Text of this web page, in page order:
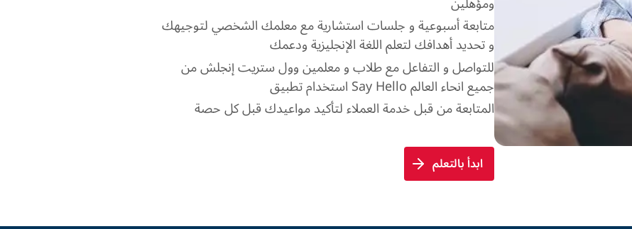
متابعة أسبوعية و جلسات استشارية مع معلمك الشخصي لتوجيهك
و تحديد أهدافك لتعلم اللغة الإنجليزية ودعمك
للتواصل و التفاعل مع طلاب و معلمين وول ستريت إنجلش من
جميع انحاء العالم Say Hello استخدام تطبيق
المتابعة من قبل خدمة العملاء لتأكيد مواعيدك قبل كل حصة
ابدأ بالتعلم